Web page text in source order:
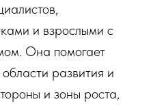
и взрослыми с
Она помогает
развития и
и зоны роста,